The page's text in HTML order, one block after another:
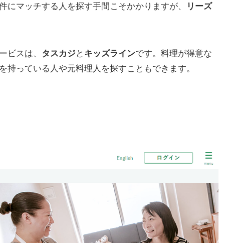
マッチする人を探す手間こそかかりますが、
リーズ
ビスは、 タスカジと キッズラインです。料理が得意な
っている人や元料理人を探すこともできます。